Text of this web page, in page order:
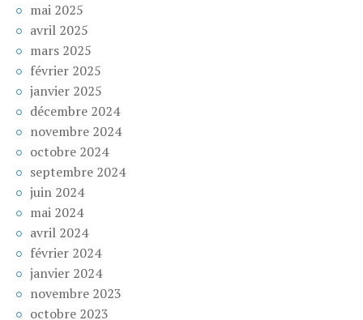
mai 2025
avril 2025
mars 2025
février 2025
janvier 2025
décembre 2024
novembre 2024
octobre 2024
septembre 2024
juin 2024
mai 2024
avril 2024
février 2024
janvier 2024
novembre 2023
octobre 2023